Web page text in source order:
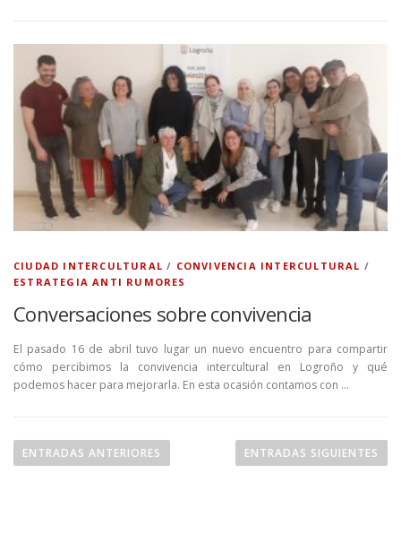
CIUDAD INTERCULTURAL / CONVIVENCIA INTERCULTURAL /
ESTRATEGIA ANTI RUMORES
Conversaciones sobre convivencia
El pasado 16 de abril tuvo lugar un nuevo encuentro para compartir
cómo percibimos la convivencia intercultural en Logroño y qué
podemos hacer para mejorarla. En esta ocasión contamos con …
aENTRADAS ANTERIORES ENTRADAS SIGUIENTES